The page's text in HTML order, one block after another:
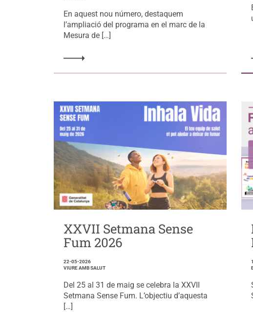
En aquest nou número, destaquem
l’ampliació del programa en el marc de la
Mesura de […]
XXVII Setmana Sense
Fum 2026
22-05-2026
VIURE AMB SALUT
Del 25 al 31 de maig se celebra la XXVII
Setmana Sense Fum. L’objectiu d’aquesta
[…]